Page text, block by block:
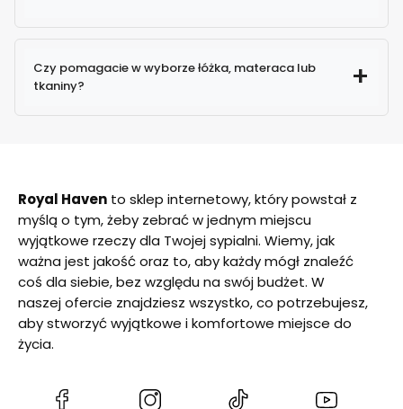
Czy pomagacie w wyborze łóżka, materaca lub
tkaniny?
Royal Haven to sklep internetowy, który powstał z
myślą o tym, żeby zebrać w jednym miejscu
wyjątkowe rzeczy dla Twojej sypialni. Wiemy, jak
ważna jest jakość oraz to, aby każdy mógł znaleźć
coś dla siebie, bez względu na swój budżet. W
naszej ofercie znajdziesz wszystko, co potrzebujesz,
aby stworzyć wyjątkowe i komfortowe miejsce do
życia.
(Otwiera
(Otwiera
(Otwiera